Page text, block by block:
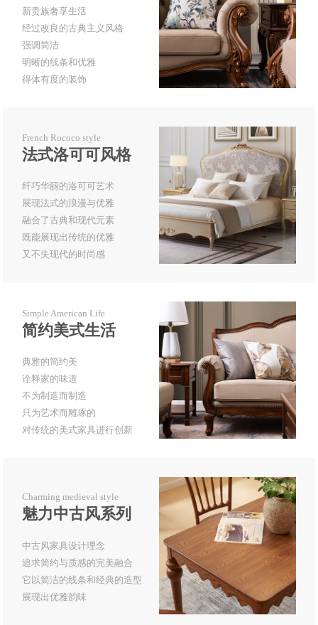
新贵族奢享生活
经过改良的古典主义风格
强调简洁
明晰的线条和优雅
得体有度的装饰
French Rococo style
法式洛可可风格
纤巧华丽的洛可可艺术
展现法式的浪漫与优雅
融合了古典和现代元素
既能展现出传统的优雅
又不失现代的时尚感
Simple American Life
简约美式生活
典雅的简约美
诠释家的味道
不为制造而制造
只为艺术而雕琢的
对传统的美式家具进行创新
Charming medieval style
魅力中古风系列
中古风家具设计理念
追求简约与质感的完美融合
它以简洁的线条和经典的造型
展现出优雅韵味